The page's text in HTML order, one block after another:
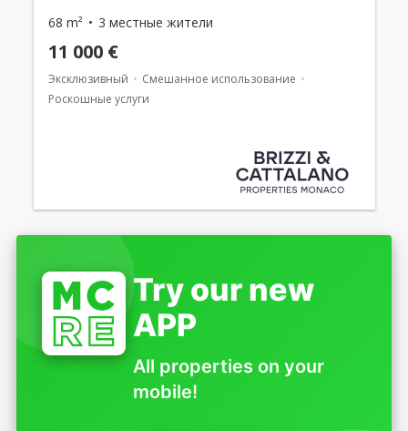
68 m² 3 местные жители
11 000 €
Эксклюзивный
Смешанное использование
Роскошные услуги
Try our new
APP
All properties on your
mobile!